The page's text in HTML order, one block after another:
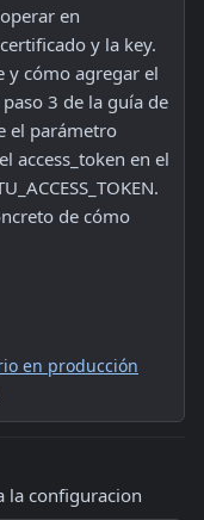
en
y la key.
y cómo agregar el
3 de la guía de
el parámetro
access_token en el
de cómo
en producción
la configuracion